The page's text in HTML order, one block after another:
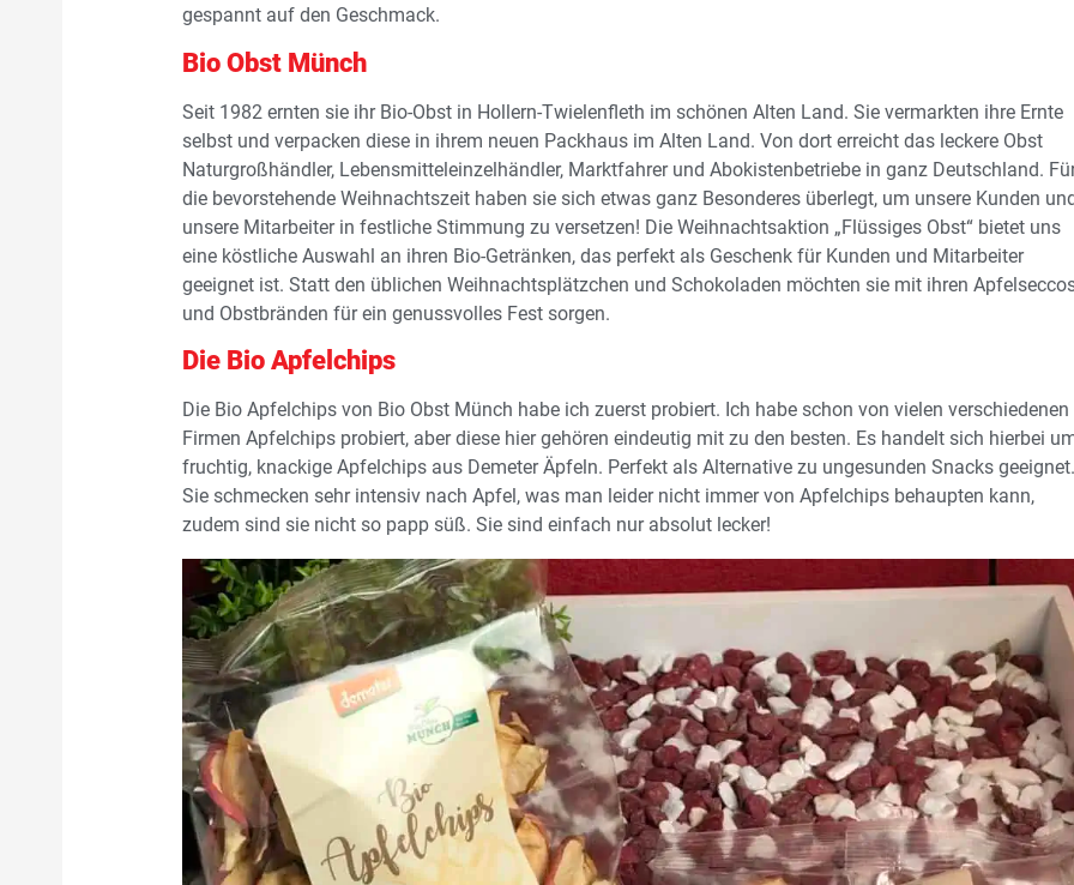
gespannt auf den Geschmack.
Bio Obst Münch
Seit 1982 ernten sie ihr Bio-Obst in Hollern-Twielenfleth im schönen Alten Land. Sie vermarkten ihre Ernte
selbst und verpacken diese in ihrem neuen Packhaus im Alten Land. Von dort erreicht das leckere Obst
Naturgroßhändler, Lebensmitteleinzelhändler, Marktfahrer und Abokistenbetriebe in ganz Deutschland.
die bevorstehende Weihnachtszeit haben sie sich etwas ganz Besonderes überlegt, um unsere Kunden
unsere Mitarbeiter in festliche Stimmung zu versetzen! Die Weihnachtsaktion „Flüssiges Obst“ bietet uns
eine köstliche Auswahl an ihren Bio-Getränken, das perfekt als Geschenk für Kunden und Mitarbeiter
geeignet ist. Statt den üblichen Weihnachtsplätzchen und Schokoladen möchten sie mit ihren
und Obstbränden für ein genussvolles Fest sorgen.
Die Bio Apfelchips
Die Bio Apfelchips von Bio Obst Münch habe ich zuerst probiert. Ich habe schon von vielen verschiedenen
Firmen Apfelchips probiert, aber diese hier gehören eindeutig mit zu den besten. Es handelt sich hierbei
fruchtig, knackige Apfelchips aus Demeter Äpfeln. Perfekt als Alternative zu ungesunden Snacks geeignet.
Sie schmecken sehr intensiv nach Apfel, was man leider nicht immer von Apfelchips behaupten kann,
zudem sind sie nicht so papp süß. Sie sind einfach nur absolut lecker!